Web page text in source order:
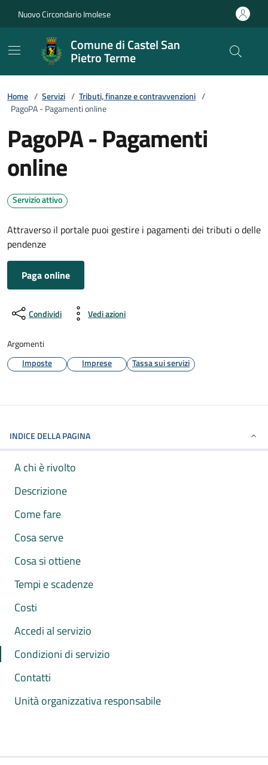
Nuovo Circondario Imolese
Comune di Castel San
Pietro Terme
Home / Servizi / Tributi, finanze e contravvenzioni /
PagoPA - Pagamenti online
PagoPA - Pagamenti
online
Servizio attivo
Attraverso il portale puoi gestire i pagamenti dei tributi o delle
pendenze
Paga online
Condividi Vedi azioni
Argomenti
Imposte
Imprese Tassa sui servizi
INDICE DELLA PAGINA
A chi è rivolto
Descrizione
Come fare
Cosa serve
Cosa si ottiene
Tempi e scadenze
Costi
Accedi al servizio
Condizioni di servizio
Contatti
Unità organizzativa responsabile